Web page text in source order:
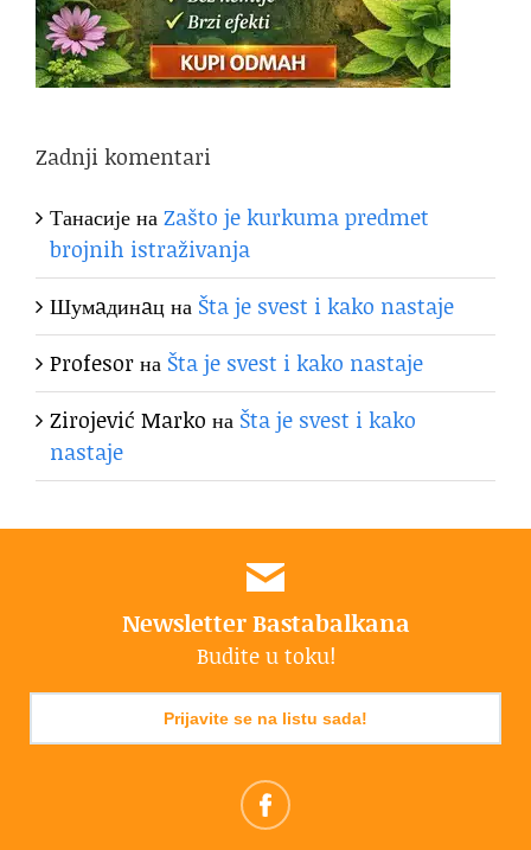
Zadnji komentari
ТанасијенаZašto je kurkuma predmet
brojnih istraživanja
Шумaдинaцна Šta je svest i kako nastaje
Profesorна Šta je svest i kako nastaje
Zirojević Marko на Šta je svest i kako
nastaje
Newsletter Bastabalkana
Budite u toku!
Prijavite se na listu sada!